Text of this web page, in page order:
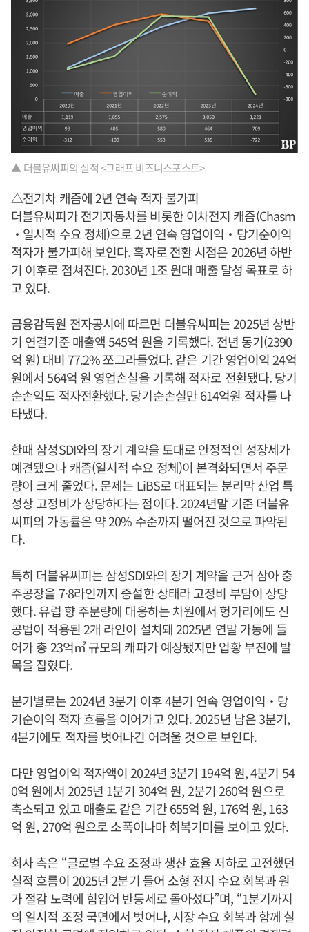
▲ 더블유씨피의 실적 <그래프 비즈니스포스트>
△전기차 캐즘에 2년 연속 적자 불가피
더블유씨피가 전기자동차를 비롯한 이차전지 캐즘(Chasm
‧일시적 수요 정체)으로 2년 연속 영업이익‧당기순이익
적자가 불가피해 보인다. 흑자로 전환 시점은 2026년 하반
기 이후로 점쳐진다. 2030년 1조 원대 매출 달성 목표로 하
고 있다.
금융감독원 전자공시에 따르면 더블유씨피는 2025년 상반
기 연결기준 매출액 545억 원을 기록했다. 전년 동기(2390
억 원) 대비 77.2% 쪼그라들었다. 같은 기간 영업이익 24억
원에서 564억 원 영업손실을 기록해 적자로 전환됐다. 당기
순손익도 적자전환했다. 당기순손실만 614억원 적자를 나
타냈다.
한때 삼성SDI와의 장기 계약을 토대로 안정적인 성장세가
예견됐으나 캐즘(일시적 수요 정체)이 본격화되면서 주문
량이 크게 줄었다. 문제는 LiBS로 대표되는 분리막 산업 특
성상 고정비가 상당하다는 점이다. 2024년말 기준 더블유
씨피의 가동률은 약 20% 수준까지 떨어진 것으로 파악된
다.
특히 더블유씨피는 삼성SDI와의 장기 계약을 근거 삼아 충
주공장을 7·8라인까지 증설한 상태라 고정비 부담이 상당
했다. 유럽 향 주문량에 대응하는 차원에서 헝가리에도 신
공법이 적용된 2개 라인이 설치돼 2025년 연말 가동에 들
어가 총 23억㎡ 규모의 캐파가 예상됐지만 업황 부진에 발
목을 잡혔다.
분기별로는 2024년 3분기 이후 4분기 연속 영업이익‧당
기순이익 적자 흐름을 이어가고 있다. 2025년 남은 3분기,
4분기에도 적자를 벗어나긴 어려울 것으로 보인다.
다만 영업이익 적자액이 2024년 3분기 194억 원, 4분기 54
0억 원에서 2025년 1분기 304억 원, 2분기 260억 원으로
축소되고 있고 매출도 같은 기간 655억 원, 176억 원, 163
억 원, 270억 원으로 소폭이나마 회복기미를 보이고 있다.
회사 측은 “글로벌 수요 조정과 생산 효율 저하로 고전했던
실적 흐름이 2025년 2분기 들어 소형 전지 수요 회복과 원
가 절감 노력에 힘입어 반등세로 돌아섰다”며, “1분기까지
의 일시적 조정 국면에서 벗어나, 시장 수요 회복과 함께 실